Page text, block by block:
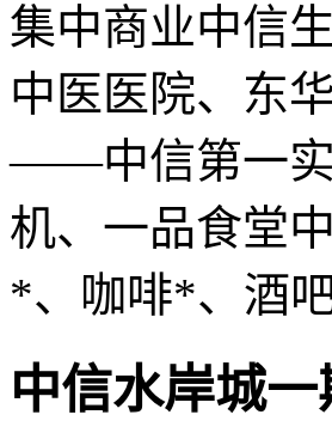
集中商业中信
中医医院、东
——中信第一实
机、一品食堂
*、咖啡*、酒
中信水岸城